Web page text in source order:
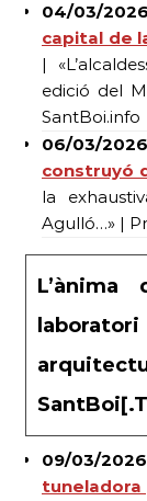
04/03/2026
capital de
|
edició del
SantBoi.info
06/03/2026
construyó
la
Agulló…» |
09/03/2026
tuneladora